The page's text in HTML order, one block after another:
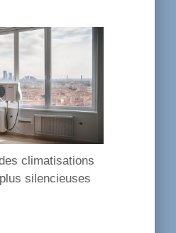
climatisations
silencieuses